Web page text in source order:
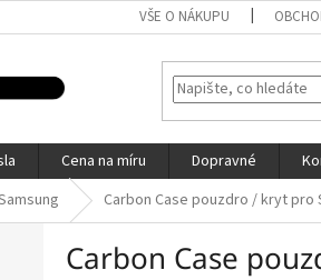
VŠE O NÁKUPU
Cena na míru Dopravné
Carbon Case pouzdro / kryt pro
Carbon Case